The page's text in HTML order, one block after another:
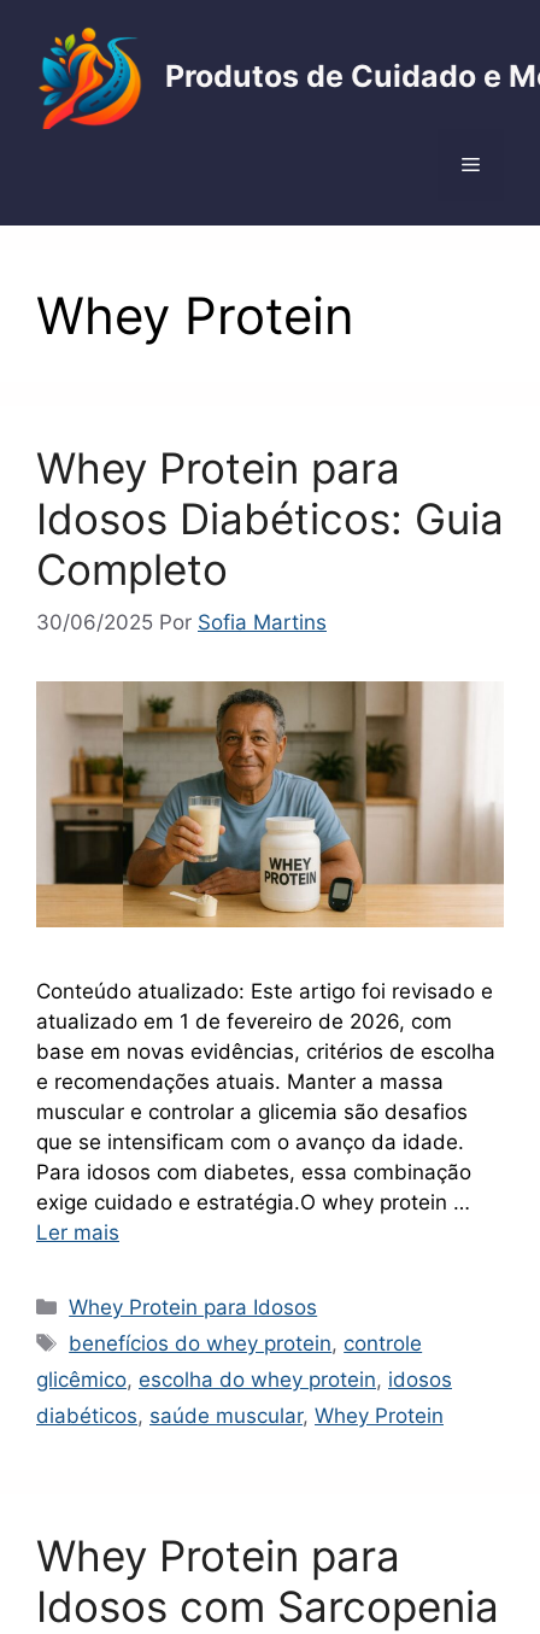
conteúdo
Produtos de Cuidado e
Menu
Whey Protein
Whey Protein para
Idosos Diabéticos: Guia
Completo
30/06/2025 Por Sofia Martins
Conteúdo atualizado: Este artigo foi revisado e
atualizado em 1 de fevereiro de 2026, com
base em novas evidências, critérios de escolha
e recomendações atuais. Manter a massa
muscular e controlar a glicemia são desafios
que se intensificam com o avanço da idade.
Para idosos com diabetes, essa combinação
exige cuidado e estratégia.O whey protein …
Ler mais
Categorias
Whey Protein para Idosos
Tags
benefícios do whey protein,controle
glicêmico, escolha do whey protein, idosos
diabéticos, saúde muscular, Whey Protein
Whey Protein para
Idosos com Sarcopenia